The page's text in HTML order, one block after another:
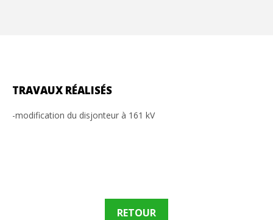
TRAVAUX RÉALISÉS
-modification du disjonteur à 161 kV
RETOUR